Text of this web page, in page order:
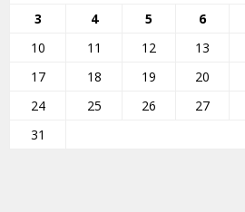
3
4 5 6
10
11 12 13
17
18 19 20
24
25 26 27
31